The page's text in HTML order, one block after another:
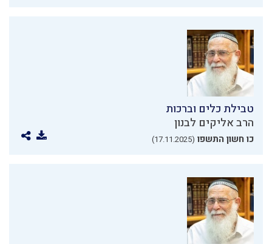
טבילת כלים וברכות
הרב אליקים לבנון
כו חשון התשפו (17.11.2025)